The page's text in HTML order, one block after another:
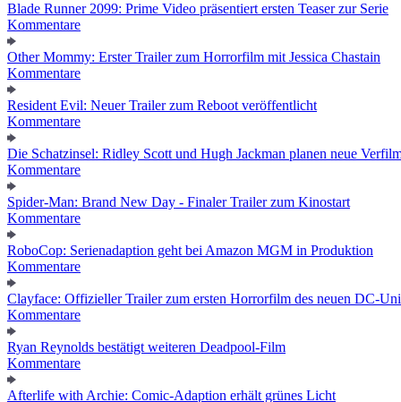
Blade Runner 2099: Prime Video präsentiert ersten Teaser zur Serie
Kommentare
Other Mommy: Erster Trailer zum Horrorfilm mit Jessica Chastain
Kommentare
Resident Evil: Neuer Trailer zum Reboot veröffentlicht
Kommentare
Die Schatzinsel: Ridley Scott und Hugh Jackman planen neue
Kommentare
Spider-Man: Brand New Day - Finaler Trailer zum Kinostart
Kommentare
RoboCop: Serienadaption geht bei Amazon MGM in Produktion
Kommentare
Clayface: Offizieller Trailer zum ersten Horrorfilm des neuen DC-
Kommentare
Ryan Reynolds bestätigt weiteren Deadpool-Film
Kommentare
Afterlife with Archie: Comic-Adaption erhält grünes Licht